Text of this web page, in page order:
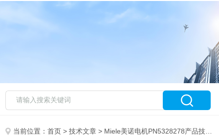
当前位置：首页 >技术文章 > Miele美诺电机PN5328278产品技术资料